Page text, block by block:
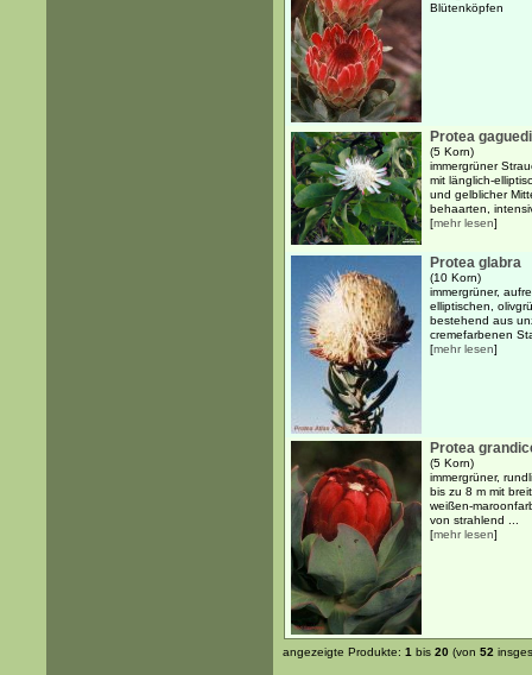
Blütenköpfen
Protea gaguedi
(5 Korn)
immergrüner
mit länglich-
und gelblicher
behaarten,
[mehr lesen]
Protea glabra
(10 Korn)
immergrüner,
elliptischen,
bestehend aus
cremefarbenen
[mehr lesen]
Protea
(5 Korn)
immergrüner,
bis zu 8 m mit
weißen-
von strahlend ...
[mehr lesen]
angezeigte Produkte: 1 bis 20 (von 52